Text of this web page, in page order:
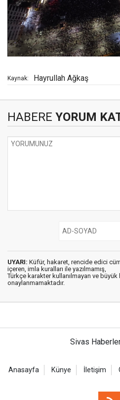
Kaynak: Hayrullah Ağkaş
HABERE YORUM
UYARI: Küfür, hakaret, rencide edici
içeren, imla kuralları ile yazılmamış,
Türkçe karakter kullanılmayan ve büyük
onaylanmamaktadır.
Sivas
Anasayfa Künye İletişim